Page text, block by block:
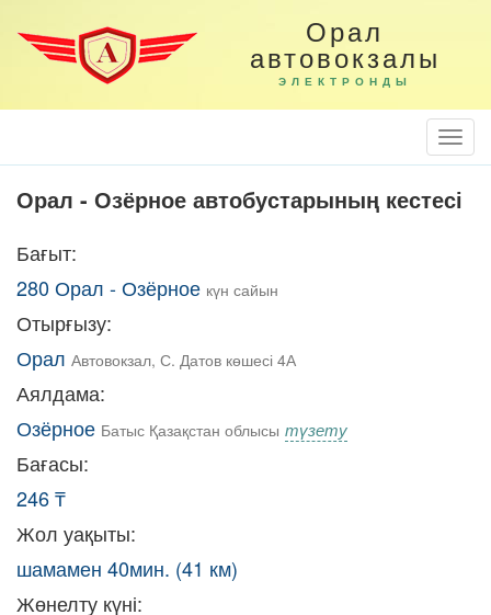
Орал
автовокзалы
ЭЛЕКТРОНДЫ
Орал - Озёрное автобустарының кестесі
Бағыт:
280 Орал - Озёрное күн сайын
Отырғызу:
Орал Автовокзал, С. Датов көшесі 4А
Аялдама:
Озёрное Батыс Қазақстан облысы түзету
Бағасы:
246 ₸
Жол уақыты:
шамамен 40мин. (41 км)
Жөнелту күні: